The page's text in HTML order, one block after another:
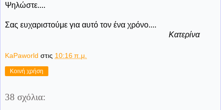
Ψηλώστε....
Σας ευχαριστούμε για αυτό τον ένα χρόνο....
Κατερίνα
KaPaworld στις 10:16 π.μ.
Κοινή χρήση
38 σχόλια: